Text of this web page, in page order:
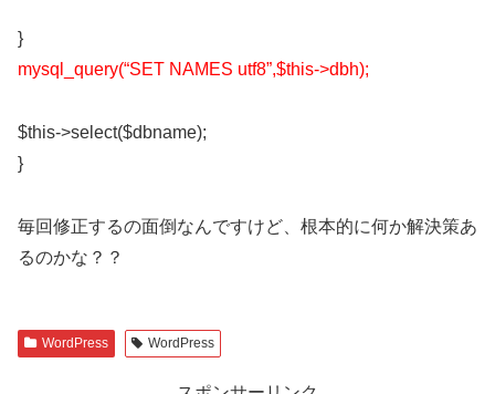
}
mysql_query(“SET NAMES utf8”,$this->dbh);
$this->select($dbname);
}
毎回修正するの面倒なんですけど、根本的に何か解決策あ
るのかな？？
WordPress WordPress